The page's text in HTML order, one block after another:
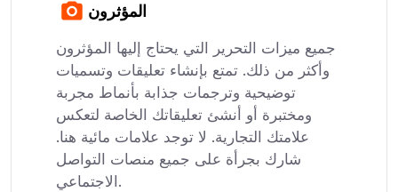
المؤثرون
جميع ميزات التحرير التي يحتاج إليها المؤثرون
وأكثر من ذلك. تمتع بإنشاء تعليقات وتسميات
توضيحية وترجمات جذابة بأنماط مجربة
ومختبرة أو أنشئ تعليقاتك الخاصة لتعكس
علامتك التجارية. لا توجد علامات مائية هنا.
شارك بجرأة على جميع منصات التواصل
الاجتماعي.